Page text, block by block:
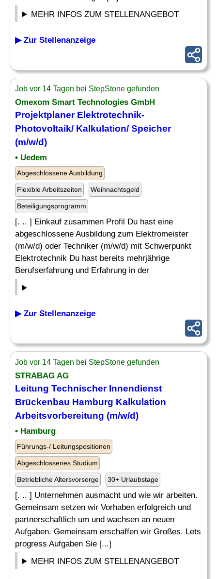
MEHR INFOS ZUM STELLENANGEBOT
▶ Zur Stellenanzeige
Job vor 14 Tagen bei StepStone gefunden
Omexom Smart Technologies GmbH
Projektplaner Elektrotechnik-
Photovoltaik/ Kalkulation/ Speicher
(m/w/d)
• Uedem
Abgeschlossene Ausbildung
Flexible Arbeitszeiten Weihnachtsgeld
Beteiligungsprogramm
[. .. ] Einkauf zusammen Profil Du hast eine
abgeschlossene Ausbildung zum Elektromeister
(m/w/d) oder Techniker (m/w/d) mit Schwerpunkt
Elektrotechnik Du hast bereits mehrjährige
Berufserfahrung und Erfahrung in der
▶ Zur Stellenanzeige
Job vor 14 Tagen bei StepStone gefunden
STRABAG AG
Leitung Technischer Innendienst
Brückenbau Hamburg Kalkulation
Arbeitsvorbereitung (m/w/d)
• Hamburg
Führungs-/ Leitungspositionen
Abgeschlossenes Studium
Betriebliche Altersvorsorge 30+ Urlaubstage
[. .. ] Unternehmen ausmacht und wie wir arbeiten.
Gemeinsam setzen wir Vorhaben erfolgreich und
partnerschaftlich um und wachsen an neuen
Aufgaben. Gemeinsam erschaffen wir Großes. Lets
progress Aufgaben Sie [...]
MEHR INFOS ZUM STELLENANGEBOT